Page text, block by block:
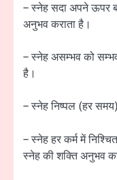
– स्नेह सदा अपने ऊपर
अनुभव कराता है।
– स्नेह असम्भव को
है।
– स्नेह निष्पल (हर
– स्नेह हर कर्म में
स्नेह की शक्ति अनुभव